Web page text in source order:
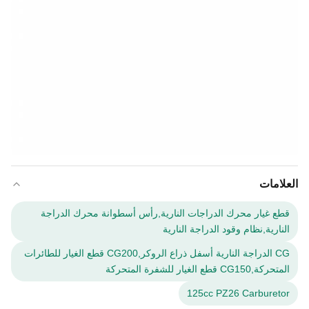
العلامات
قطع غيار محرك الدراجات النارية,رأس أسطوانة محرك الدراجة
النارية,نظام وقود الدراجة النارية
CG الدراجة النارية أسفل ذراع الروكر,CG200 قطع الغيار للطائرات
المتحركة,CG150 قطع الغيار للشفرة المتحركة
125cc PZ26 Carburetor